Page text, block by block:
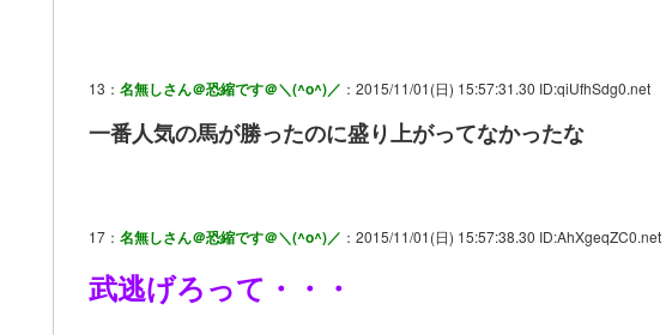
13： 名無しさん＠恐縮です＠＼(^o^)／ ：2015/11/01(日) 15:57:31.30 ID:qiUfhSdg0.net
一番人気の馬が勝ったのに盛り上がってなかったな
17： 名無しさん＠恐縮です＠＼(^o^)／ ：2015/11/01(日) 15:57:38.30 ID:AhXgeqZC0.net
武逃げろって・・・